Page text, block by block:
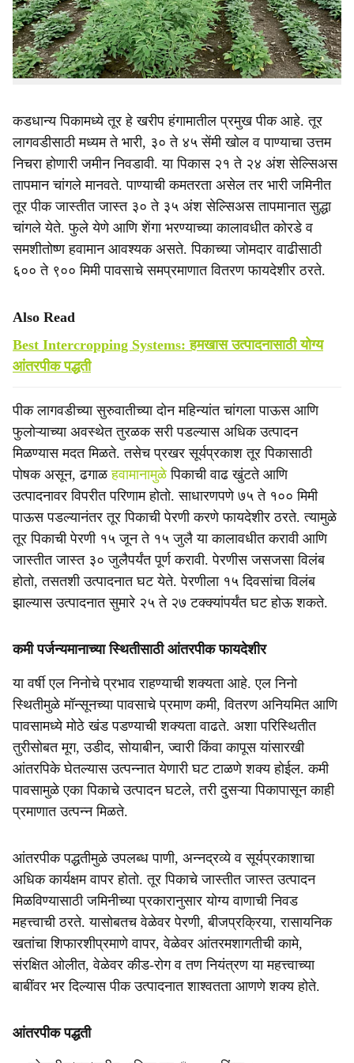
e
आहे. अशा परिस्थितीत तुरीसोबत मूग, उडीद, सोयाबीन, ज्वारी किंवा
कापूस यांसारखी आंतरपिके घेतल्यास उत्पन्नात येणारी घट टाळणे
शक्य होईल. तसेच कमी पावसामुळे एका पिकाचे उत्पादन घटले, तरी
दुसऱ्या पिकापासून काही प्रमाणात उत्पन्न मिळू शकते.
कडधान्य पिकामध्ये तूर हे खरीप हंगामातील प्रमुख पीक आहे. तूर
लागवडीसाठी मध्यम ते भारी, ३० ते ४५ सेंमी खोल व पाण्याचा उत्तम
निचरा होणारी जमीन निवडावी. या पिकास २१ ते २४ अंश सेल्सिअस
तापमान चांगले मानवते. पाण्याची कमतरता असेल तर भारी जमिनीत
तूर पीक जास्तीत जास्त ३० ते ३५ अंश सेल्सिअस तापमानात सुद्धा
चांगले येते. फुले येणे आणि शेंगा भरण्याच्या कालावधीत कोरडे व
समशीतोष्ण हवामान आवश्यक असते. पिकाच्या जोमदार वाढीसाठी
६०० ते ९०० मिमी पावसाचे समप्रमाणात वितरण फायदेशीर ठरते.
Also Read
Best Intercropping Systems: हमखास उत्पादनासाठी योग्य
आंतरपीक पद्धती
पीक लागवडीच्या सुरुवातीच्या दोन महिन्यांत चांगला पाऊस आणि
फुलोऱ्याच्या अवस्थेत तुरळक सरी पडल्यास अधिक उत्पादन
मिळण्यास मदत मिळते. तसेच प्रखर सूर्यप्रकाश तूर पिकासाठी
पोषक असून, ढगाळहवामानामुळेपिकाची वाढ खुंटते आणि
उत्पादनावर विपरीत परिणाम होतो. साधारणपणे ७५ ते १०० मिमी
पाऊस पडल्यानंतर तूर पिकाची पेरणी करणे फायदेशीर ठरते. त्यामुळे
तूर पिकाची पेरणी १५ जून ते १५ जुलै या कालावधीत करावी आणि
जास्तीत जास्त ३० जुलैपर्यंत पूर्ण करावी. पेरणीस जसजसा विलंब
होतो, तसतशी उत्पादनात घट येते. पेरणीला १५ दिवसांचा विलंब
झाल्यास उत्पादनात सुमारे २५ ते २७ टक्क्यांपर्यंत घट होऊ शकते.
कमी पर्जन्यमानाच्या स्थितीसाठी आंतरपीक फायदेशीर
या वर्षी एल निनोचे प्रभाव राहण्याची शक्यता आहे. एल निनो
स्थितीमुळे मॉन्सूनच्या पावसाचे प्रमाण कमी, वितरण अनियमित आणि
पावसामध्ये मोठे खंड पडण्याची शक्यता वाढते. अशा परिस्थितीत
तुरीसोबत मूग, उडीद, सोयाबीन, ज्वारी किंवा कापूस यांसारखी
आंतरपिके घेतल्यास उत्पन्नात येणारी घट टाळणे शक्य होईल. कमी
पावसामुळे एका पिकाचे उत्पादन घटले, तरी दुसऱ्या पिकापासून काही
प्रमाणात उत्पन्न मिळते.
आंतरपीक पद्धतीमुळे उपलब्ध पाणी, अन्नद्रव्ये व सूर्यप्रकाशाचा
अधिक कार्यक्षम वापर होतो. तूर पिकाचे जास्तीत जास्त उत्पादन
मिळविण्यासाठी जमिनीच्या प्रकारानुसार योग्य वाणाची निवड
महत्त्वाची ठरते. यासोबतच वेळेवर पेरणी, बीजप्रक्रिया, रासायनिक
खतांचा शिफारशीप्रमाणे वापर, वेळेवर आंतरमशागतीची कामे,
संरक्षित ओलीत, वेळेवर कीड-रोग व तण नियंत्रण या महत्त्वाच्या
बाबींवर भर दिल्यास पीक उत्पादनात शाश्वतता आणणे शक्य होते.
आंतरपीक पद्धती